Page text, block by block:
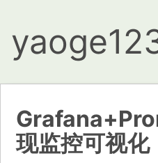
现监控可视化